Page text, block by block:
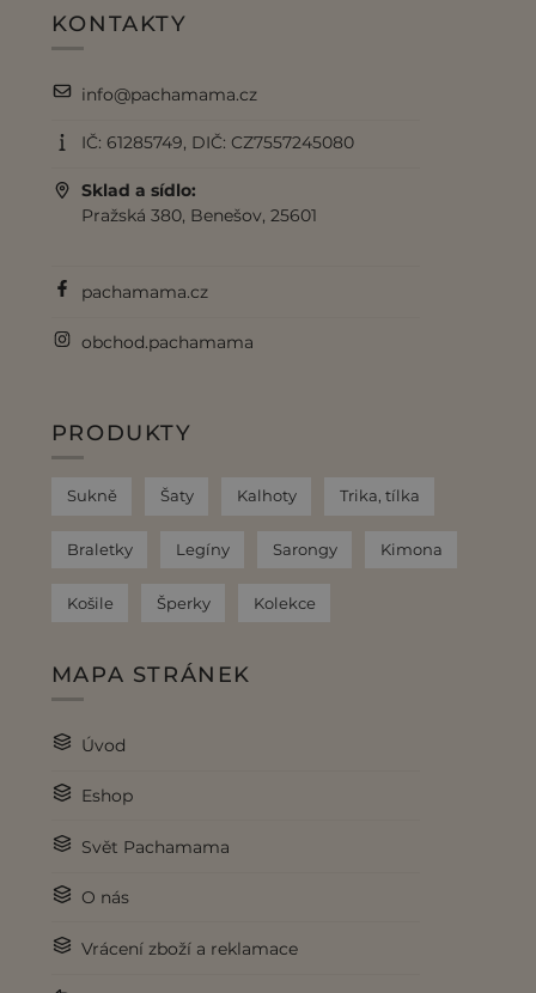
KONTAKTY
info@pachamama.cz
IČ: 61285749, DIČ: CZ7557245080
Sklad a sídlo:
Pražská 380, Benešov, 25601
pachamama.cz
obchod.pachamama
PRODUKTY
Sukně Šaty Kalhoty Trika, tílka
Braletky Legíny Sarongy Kimona
Košile Šperky Kolekce
MAPA STRÁNEK
Úvod
Eshop
Svět Pachamama
O nás
Vrácení zboží a reklamace